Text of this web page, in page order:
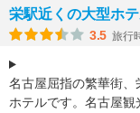
栄駅近くの大型ホ
3.5 旅行
名古屋屈指の繁華街
ホテルです。名古屋